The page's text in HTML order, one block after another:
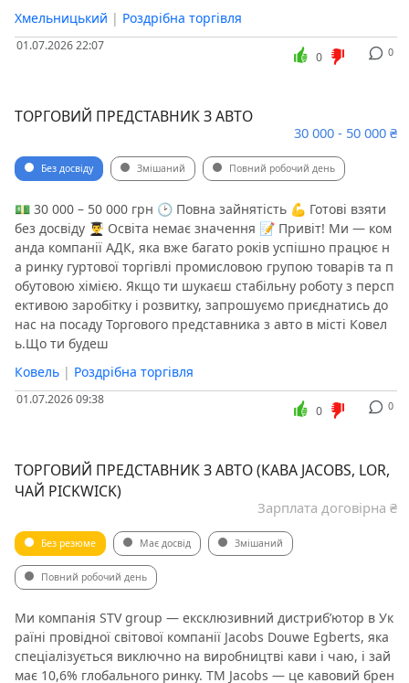
Хмельницький | Роздрібна торгівля
01.07.2026 22:07 0
0
ТОРГОВИЙ ПРЕДСТАВНИК З АВТО
30 000 - 50 000 ₴
Без досвіду Змішаний Повний робочий день
💵 30 000 – 50 000 грн 🕑 Повна зайнятість 💪 Готові взяти
без досвіду 👨‍🎓 Освіта немає значення 📝 Привіт! Ми — ком
анда компанії АДК, яка вже багато років успішно працює н
а ринку гуртової торгівлі промисловою групою товарів та п
обутовою хімією. Якщо ти шукаєш стабільну роботу з персп
ективою заробітку і розвитку, запрошуємо приєднатись до
нас на посаду Торгового представника з авто в місті Ковел
ь.Що ти будеш
Ковель | Роздрібна торгівля
01.07.2026 09:38 0
0
ТОРГОВИЙ ПРЕДСТАВНИК З АВТО (КАВА JACOBS, LOR,
ЧАЙ PICKWICK)
Зарплата договірна ₴
Без резюме Має досвід Змішаний
Повний робочий день
Ми компанія STV group — ексклюзивний дистриб’ютор в Ук
раїні провідної світової компанії Jacobs Douwe Egberts, яка
спеціалізується виключно на виробництві кави і чаю, і зай
має 10,6% глобального ринку. ТМ Jacobs — це кавовий брен